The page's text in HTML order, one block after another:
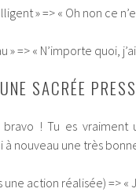
» => « Oh non ce
» => « N’importe quoi,
SACRÉE
bravo ! Tu es
à nouveau une très
une action réalisée) => «